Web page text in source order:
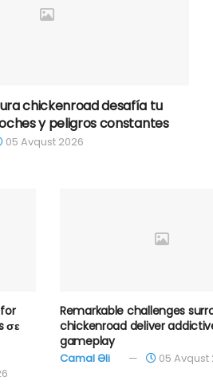
chickenroad desafía tu
y peligros constantes
05 Avqust 2026
σε
Remarkable challenges
chickenroad deliver
gameplay
Camal Əli 05 Avqust